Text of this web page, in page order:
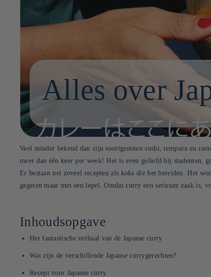
Alles over
Veel minder bekend dan zijn soortgenoten sushi, tempura en
meer dan één keer per week! Het is even geliefd bij studenten,
Er bestaan net zoveel recepten als koks die het bereiden. Het
gegeten maar met een lepel. Omdat curry een serieuze zaak
Inhoudsopgave
Het fantastische verhaal van de Japanse curry
Wat zijn de verschillende Japanse currygerechten?
Recept voor Japanse curry